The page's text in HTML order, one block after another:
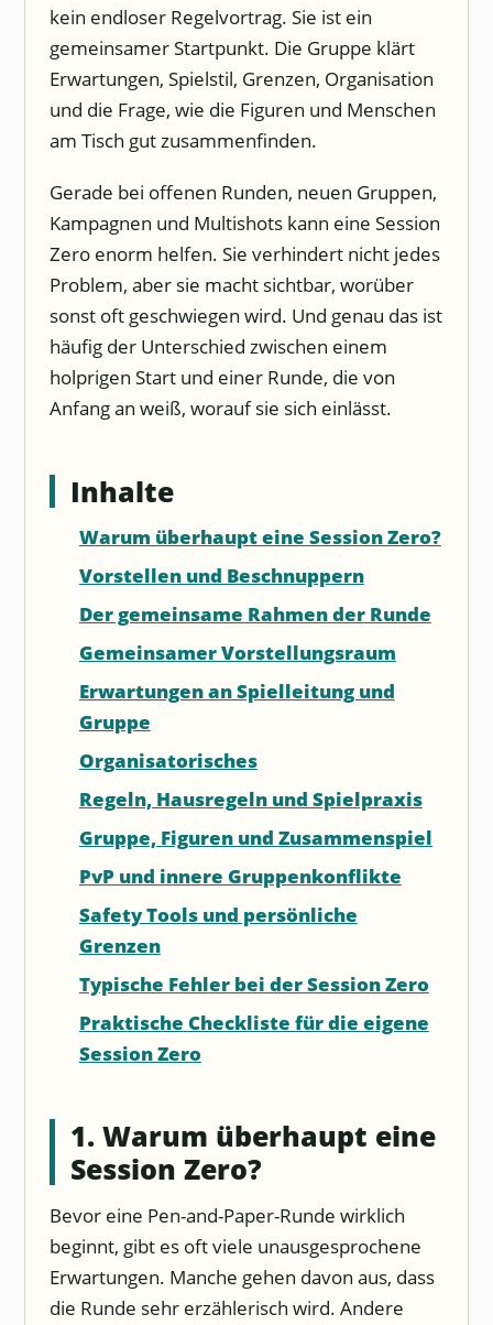
kein endloser Regelvortrag. Sie ist ein
gemeinsamer Startpunkt. Die Gruppe klärt
Erwartungen, Spielstil, Grenzen, Organisation
und die Frage, wie die Figuren und Menschen
am Tisch gut zusammenfinden.
Gerade bei offenen Runden, neuen Gruppen,
Kampagnen und Multishots kann eine Session
Zero enorm helfen. Sie verhindert nicht jedes
Problem, aber sie macht sichtbar, worüber
sonst oft geschwiegen wird. Und genau das ist
häufig der Unterschied zwischen einem
holprigen Start und einer Runde, die von
Anfang an weiß, worauf sie sich einlässt.
Inhalte
Warum überhaupt eine Session Zero?
Vorstellen und Beschnuppern
Der gemeinsame Rahmen der Runde
Gemeinsamer Vorstellungsraum
Erwartungen an Spielleitung und
Gruppe
Organisatorisches
Regeln, Hausregeln und Spielpraxis
Gruppe, Figuren und Zusammenspiel
PvP und innere Gruppenkonflikte
Safety Tools und persönliche
Grenzen
Typische Fehler bei der Session Zero
Praktische Checkliste für die eigene
Session Zero
1. Warum überhaupt eine
Session Zero?
Bevor eine Pen-and-Paper-Runde wirklich
beginnt, gibt es oft viele unausgesprochene
Erwartungen. Manche gehen davon aus, dass
die Runde sehr erzählerisch wird. Andere